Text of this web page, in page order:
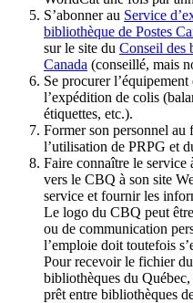
S’abonner au Service
bibliothèque de Postes
sur le site du Conseil des
Canada (conseillé, mais
Se procurer l’équipement
l’expédition de colis
étiquettes, etc.).
Former son personnel au
l’utilisation de PRPG et
Faire connaître le service
vers le CBQ à son site
service et fournir les
Le logo du CBQ peut
ou de communication
l’emploie doit toutefois
Pour recevoir le fichier
bibliothèques du
prêt entre bibliothèques